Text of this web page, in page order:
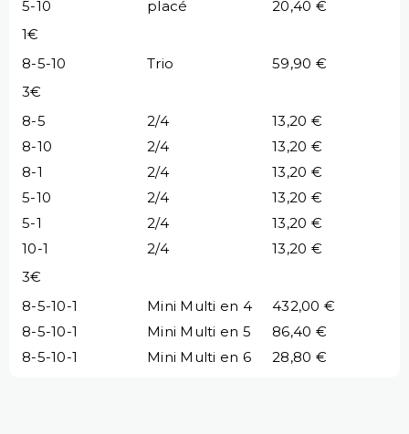
5-10 placé
20,40 €
1€
8-5-10
Trio
59,90 €
3€
8-5
2/4
13,20 €
8-10
2/4
13,20 €
8-1
2/4
13,20 €
5-10
2/4
13,20 €
5-1
2/4
13,20 €
10-1
2/4
13,20 €
3€
8-5-10-1
Mini Multi en 4
432,00 €
8-5-10-1
Mini Multi en 5
86,40 €
8-5-10-1
Mini Multi en 6 28,80 €